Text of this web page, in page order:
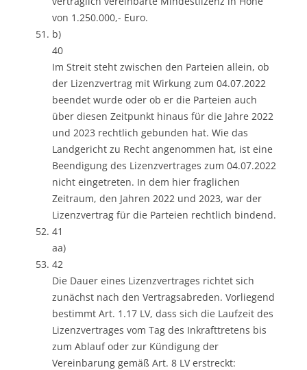
von 1.250.000,- Euro.
b)
40
Im Streit steht zwischen den Parteien allein, ob
der Lizenzvertrag mit Wirkung zum 04.07.2022
beendet wurde oder ob er die Parteien auch
über diesen Zeitpunkt hinaus für die Jahre 2022
und 2023 rechtlich gebunden hat. Wie das
Landgericht zu Recht angenommen hat, ist eine
Beendigung des Lizenzvertrages zum 04.07.2022
nicht eingetreten. In dem hier fraglichen
Zeitraum, den Jahren 2022 und 2023, war der
Lizenzvertrag für die Parteien rechtlich bindend.
41
aa)
42
Die Dauer eines Lizenzvertrages richtet sich
zunächst nach den Vertragsabreden. Vorliegend
bestimmt Art. 1.17 LV, dass sich die Laufzeit des
Lizenzvertrages vom Tag des Inkrafttretens bis
zum Ablauf oder zur Kündigung der
Vereinbarung gemäß Art. 8 LV erstreckt: